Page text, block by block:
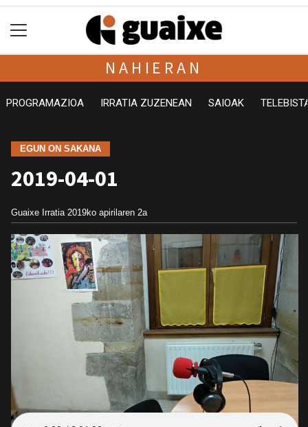
NAHIERAN
PROGRAMAZIOA IRRATIA ZUZENEAN SAIOAK
EGUN ON SAKANA
2019-04-01
Guaixe Irratia 2019ko apirilaren 2a